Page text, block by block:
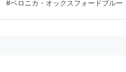
#ベロニカ・オックスフォードブルー